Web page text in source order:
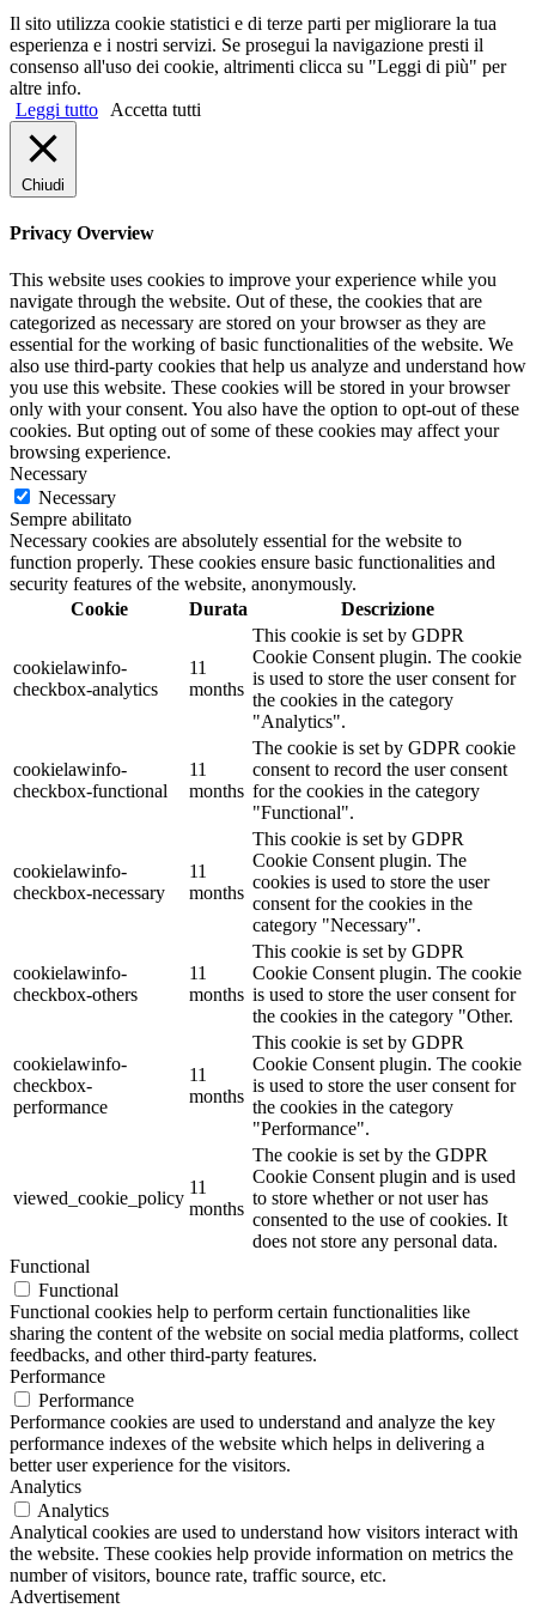
Il sito utilizza cookie statistici e di terze parti per migliorare la tua
esperienza e i nostri servizi. Se prosegui la navigazione presti il
consenso all'uso dei cookie, altrimenti clicca su "Leggi di più" per
altre info.
Leggi tutto
Accetta tutti
Chiudi
Privacy Overview
This website uses cookies to improve your experience while you
navigate through the website. Out of these, the cookies that are
categorized as necessary are stored on your browser as they are
essential for the working of basic functionalities of the website. We
also use third-party cookies that help us analyze and understand how
you use this website. These cookies will be stored in your browser
only with your consent. You also have the option to opt-out of these
cookies. But opting out of some of these cookies may affect your
browsing experience.
Necessary
Necessary
Sempre abilitato
Necessary cookies are absolutely essential for the website to
function properly. These cookies ensure basic functionalities and
security features of the website, anonymously.
Cookie
Durata Descrizione
cookielawinfo-
checkbox-analytics
11
months
This cookie is set by GDPR
Cookie Consent plugin. The cookie
is used to store the user consent for
the cookies in the category
"Analytics".
cookielawinfo-
checkbox-functional
11
months
The cookie is set by GDPR cookie
consent to record the user consent
for the cookies in the category
"Functional".
cookielawinfo-
checkbox-necessary
11
months
This cookie is set by GDPR
Cookie Consent plugin. The
cookies is used to store the user
consent for the cookies in the
category "Necessary".
cookielawinfo-
checkbox-others
11
months
This cookie is set by GDPR
Cookie Consent plugin. The cookie
is used to store the user consent for
the cookies in the category "Other.
cookielawinfo-
checkbox-
performance
11
months
This cookie is set by GDPR
Cookie Consent plugin. The cookie
is used to store the user consent for
the cookies in the category
"Performance".
viewed_cookie_policy
11
months
The cookie is set by the GDPR
Cookie Consent plugin and is used
to store whether or not user has
consented to the use of cookies. It
does not store any personal data.
Functional
Functional
Functional cookies help to perform certain functionalities like
sharing the content of the website on social media platforms, collect
feedbacks, and other third-party features.
Performance
Performance
Performance cookies are used to understand and analyze the key
performance indexes of the website which helps in delivering a
better user experience for the visitors.
Analytics
Analytics
Analytical cookies are used to understand how visitors interact with
the website. These cookies help provide information on metrics the
number of visitors, bounce rate, traffic source, etc.
Advertisement